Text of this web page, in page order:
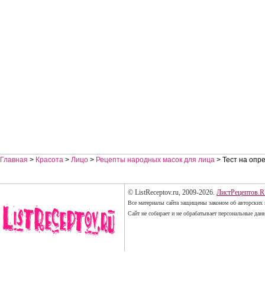
Главная > Красота > Лицо > Рецепты народных масок для лица > Тест на
© ListReceptov.ru, 2009-2026.
Все материалы сайта защищены законом об авторских
Сайт не собирает и не обрабатывает персональные